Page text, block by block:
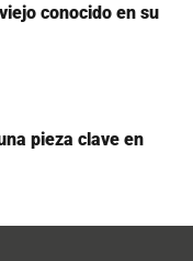
conocido en su
pieza clave en